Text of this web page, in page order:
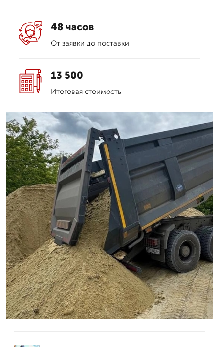
48 часов
От заявки до поставки
13 500
Итоговая стоимость